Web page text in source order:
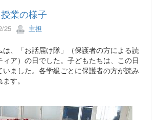
業の様子
25 主担
、「お話届け隊」（保護者の方による読
ア）の日でした。子どもたちは、この日
いました。各学級ごとに保護者の方が読み
す。